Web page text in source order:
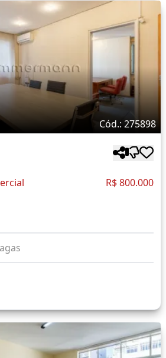
Cód.: 275898
R$ 800.000